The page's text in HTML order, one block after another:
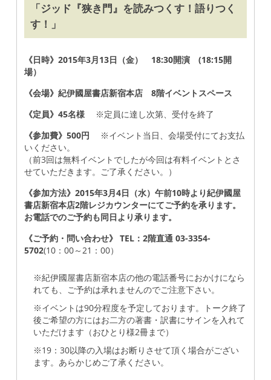
「ジッド『狭き門』を読みつくす！語りつく
す！」
《日時》2015年3月13日（金） 18:30開演 (18:15開
場）
《会場》紀伊國屋書店新宿本店 8階イベントスペース
《定員》45名様
※定員に達し次第、受付を終了
《参加費》500円
※イベント当日、会場受付にてお支払
いください。
（前3回は無料イベントでしたが今回は有料イベントとさ
せていただきます。ご了承ください。）
《参加方法》2015年3月4日（水）午前10時より紀伊國屋
書店新宿本店2階レジカウンターにてご予約を承ります。
お電話でのご予約も同日より承ります。
《ご予約・問い合わせ》 TEL：2階直通 03-3354-
5702(10：00～21：00）
※紀伊國屋書店新宿本店の他の電話番号におかけになら
れても、ご予約は承れませんのでご注意下さい。
※イベントは90分程度を予定しております。トーク終了
後ご希望の方にはお二方の著書・訳書にサインを入れて
いただけます（おひとり様2冊まで）
※19：30以降の入場はお断りさせて頂く場合がござい
ます。あらかじめご了承ください。